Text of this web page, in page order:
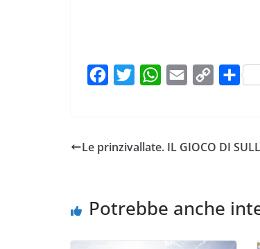
o
r
W
C
Le prinzivallate. IL GIOCO DI
Potrebbe anche